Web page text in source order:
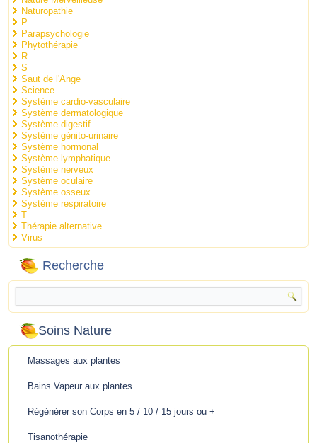
Naturopathie
P
Parapsychologie
Phytothérapie
R
S
Saut de l'Ange
Science
Système cardio-vasculaire
Système dermatologique
Système digestif
Système génito-urinaire
Système hormonal
Système lymphatique
Système nerveux
Système oculaire
Système osseux
Système respiratoire
T
Thérapie alternative
Virus
Recherche
Soins Nature
Massages aux plantes
Bains Vapeur aux plantes
Régénérer son Corps en 5 / 10 / 15 jours ou +
Tisanothérapie